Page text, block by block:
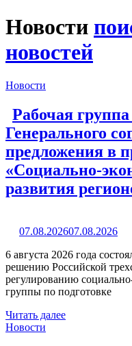
Новости
новостей
Новости
Рабочая
Генерального
предложения в
«Социально-
развития
07.08.202607.08.2026
6 августа 2026 года
решению Российской
регулированию
группы по подготовке
Читать далее
Новости